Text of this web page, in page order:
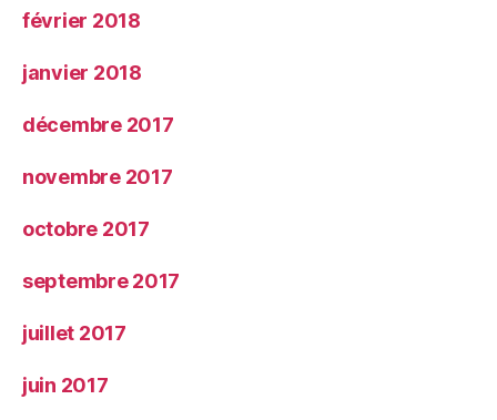
février 2018
janvier 2018
décembre 2017
novembre 2017
octobre 2017
septembre 2017
juillet 2017
juin 2017